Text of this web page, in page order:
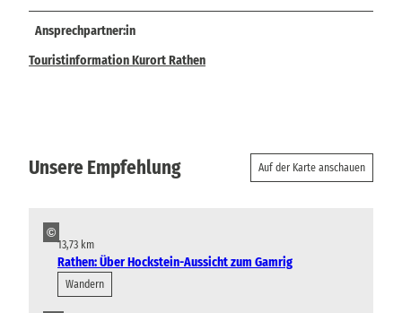
Ansprechpartner:in
Touristinformation Kurort Rathen
Unsere Empfehlung Auf der Karte anschauen
©
13,73 km
Rathen: Über Hockstein-Aussicht zum Gamrig
Wandern